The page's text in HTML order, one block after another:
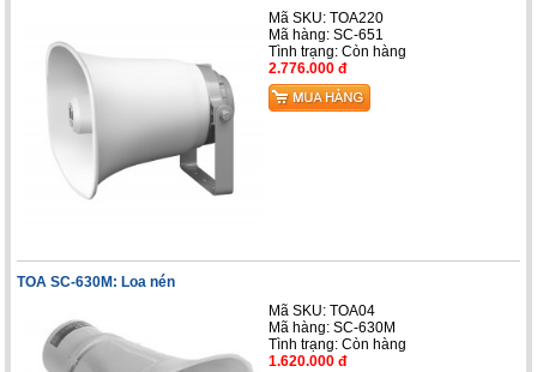
Mã SKU: TOA220
Mã hàng: SC-651
Tình trạng: Còn hàng
2.776.000 đ
TOA SC-630M: Loa nén
Mã SKU: TOA04
Mã hàng: SC-630M
Tình trạng: Còn hàng
1.620.000 đ